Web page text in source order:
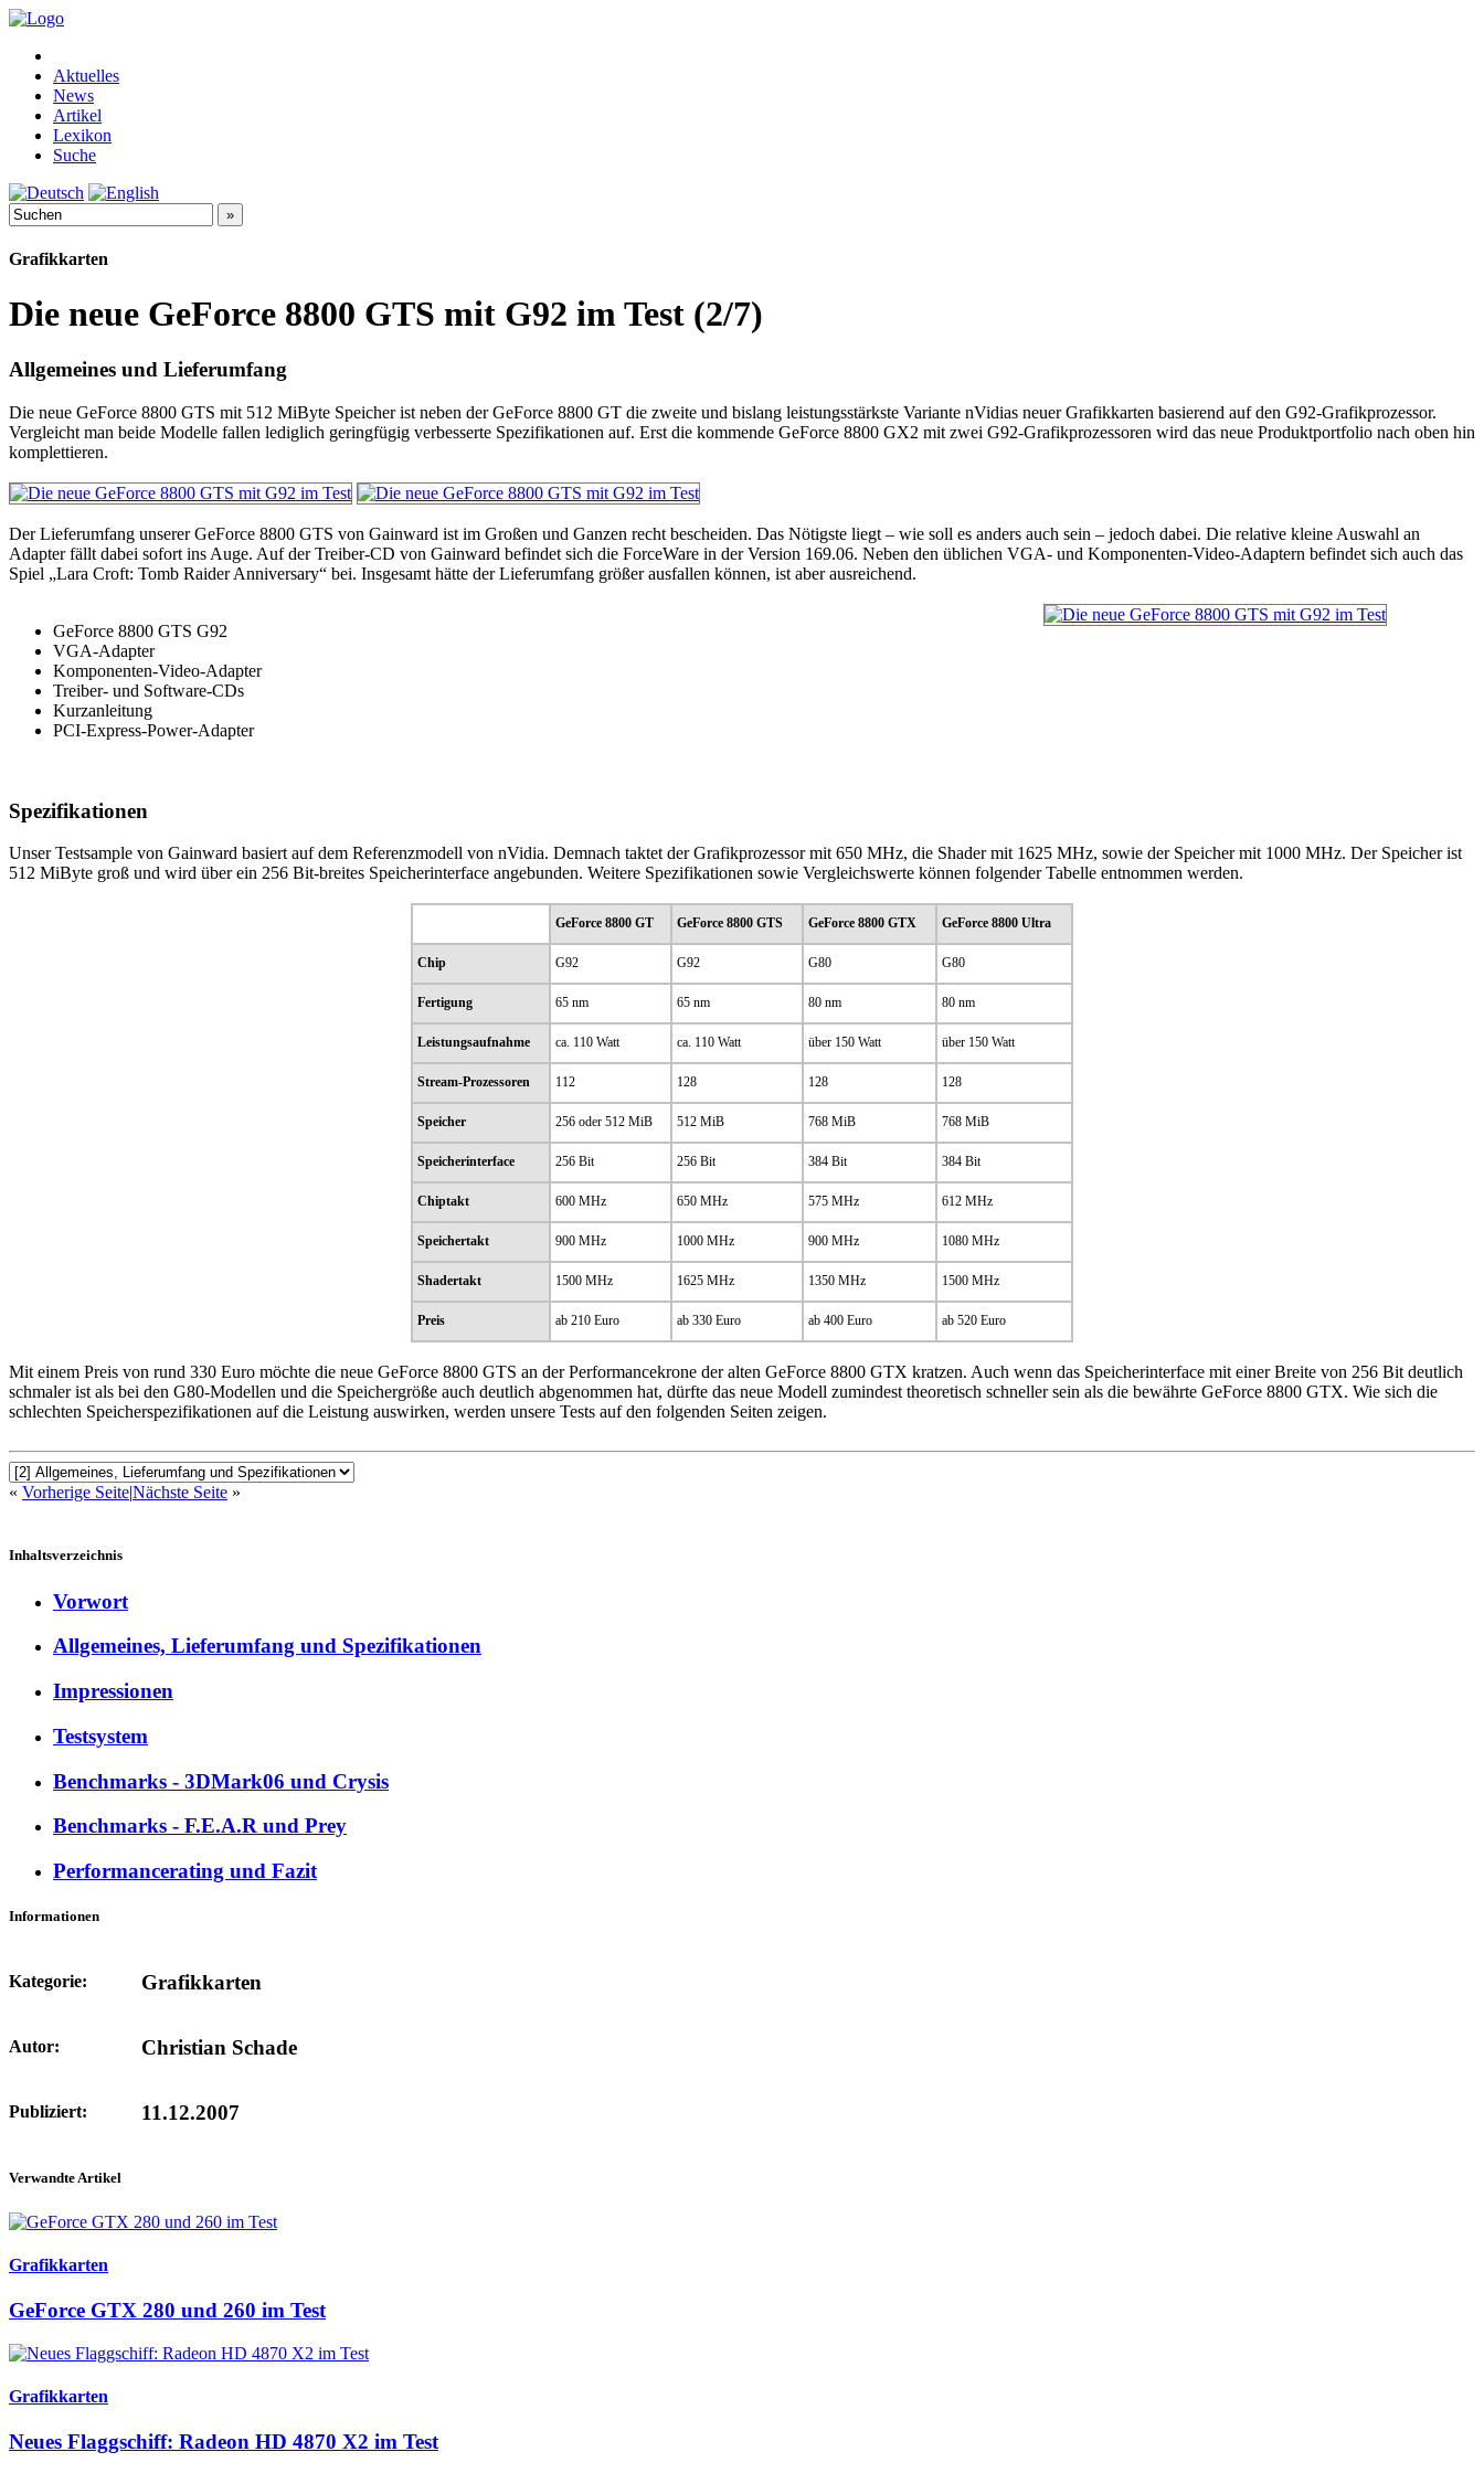
Aktuelles
News
Artikel
Lexikon
Suche
Grafikkarten
Die neue GeForce 8800 GTS mit G92 im Test (2/7)
Allgemeines und Lieferumfang
Die neue GeForce 8800 GTS mit 512 MiByte Speicher ist neben der GeForce 8800 GT die zweite und bislang leistungsstärkste Variante nVidias neuer Grafikkarten basierend auf den G92-Grafikprozessor.
Vergleicht man beide Modelle fallen lediglich geringfügig verbesserte Spezifikationen auf. Erst die kommende GeForce 8800 GX2 mit zwei G92-Grafikprozessoren wird das neue Produktportfolio nach oben hin
komplettieren.
Der Lieferumfang unserer GeForce 8800 GTS von Gainward ist im Großen und Ganzen recht bescheiden. Das Nötigste liegt – wie soll es anders auch sein – jedoch dabei. Die relative kleine Auswahl an
Adapter fällt dabei sofort ins Auge. Auf der Treiber-CD von Gainward befindet sich die ForceWare in der Version 169.06. Neben den üblichen VGA- und Komponenten-Video-Adaptern befindet sich auch das
Spiel „Lara Croft: Tomb Raider Anniversary“ bei. Insgesamt hätte der Lieferumfang größer ausfallen können, ist aber ausreichend.
GeForce 8800 GTS G92
VGA-Adapter
Komponenten-Video-Adapter
Treiber- und Software-CDs
Kurzanleitung
PCI-Express-Power-Adapter
Spezifikationen
Unser Testsample von Gainward basiert auf dem Referenzmodell von nVidia. Demnach taktet der Grafikprozessor mit 650 MHz, die Shader mit 1625 MHz, sowie der Speicher mit 1000 MHz. Der Speicher ist
512 MiByte groß und wird über ein 256 Bit-breites Speicherinterface angebunden. Weitere Spezifikationen sowie Vergleichswerte können folgender Tabelle entnommen werden.
GeForce 8800 GT GeForce 8800 GTS GeForce 8800 GTX GeForce 8800 Ultra
Chip G92 G92 G80 G80
Fertigung 65 nm 65 nm 80 nm 80 nm
Leistungsaufnahme ca. 110 Watt ca. 110 Watt über 150 Watt über 150 Watt
Stream-Prozessoren 112 128 128 128
Speicher 256 oder 512 MiB 512 MiB 768 MiB 768 MiB
Speicherinterface 256 Bit 256 Bit 384 Bit 384 Bit
Chiptakt 600 MHz 650 MHz 575 MHz 612 MHz
Speichertakt 900 MHz 1000 MHz 900 MHz 1080 MHz
Shadertakt 1500 MHz 1625 MHz 1350 MHz 1500 MHz
Preis ab 210 Euro ab 330 Euro ab 400 Euro ab 520 Euro
Mit einem Preis von rund 330 Euro möchte die neue GeForce 8800 GTS an der Performancekrone der alten GeForce 8800 GTX kratzen. Auch wenn das Speicherinterface mit einer Breite von 256 Bit deutlich
schmaler ist als bei den G80-Modellen und die Speichergröße auch deutlich abgenommen hat, dürfte das neue Modell zumindest theoretisch schneller sein als die bewährte GeForce 8800 GTX. Wie sich die
schlechten Speicherspezifikationen auf die Leistung auswirken, werden unsere Tests auf den folgenden Seiten zeigen.
« Vorherige Seite|Nächste Seite »
Inhaltsverzeichnis
Vorwort
Allgemeines, Lieferumfang und Spezifikationen
Impressionen
Testsystem
Benchmarks - 3DMark06 und Crysis
Benchmarks - F.E.A.R und Prey
Performancerating und Fazit
Informationen
Kategorie: Grafikkarten
Autor: Christian Schade
Publiziert: 11.12.2007
Verwandte Artikel
Grafikkarten
GeForce GTX 280 und 260 im Test
Grafikkarten
Neues Flaggschiff: Radeon HD 4870 X2 im Test